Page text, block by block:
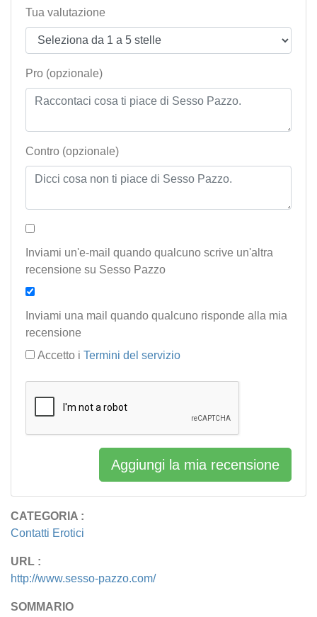
CATEGORIA :
Contatti Erotici
URL :
http://www.sesso-pazzo.com/
SOMMARIO
Tua valutazione
Pro (opzionale)
Contro (opzionale)
Inviami un'e-mail quando qualcuno scrive un'altra
recensione su Sesso Pazzo
Inviami una mail quando qualcuno risponde alla mia
recensione
Accetto i Termini del servizio
Aggiungi la mia recensione